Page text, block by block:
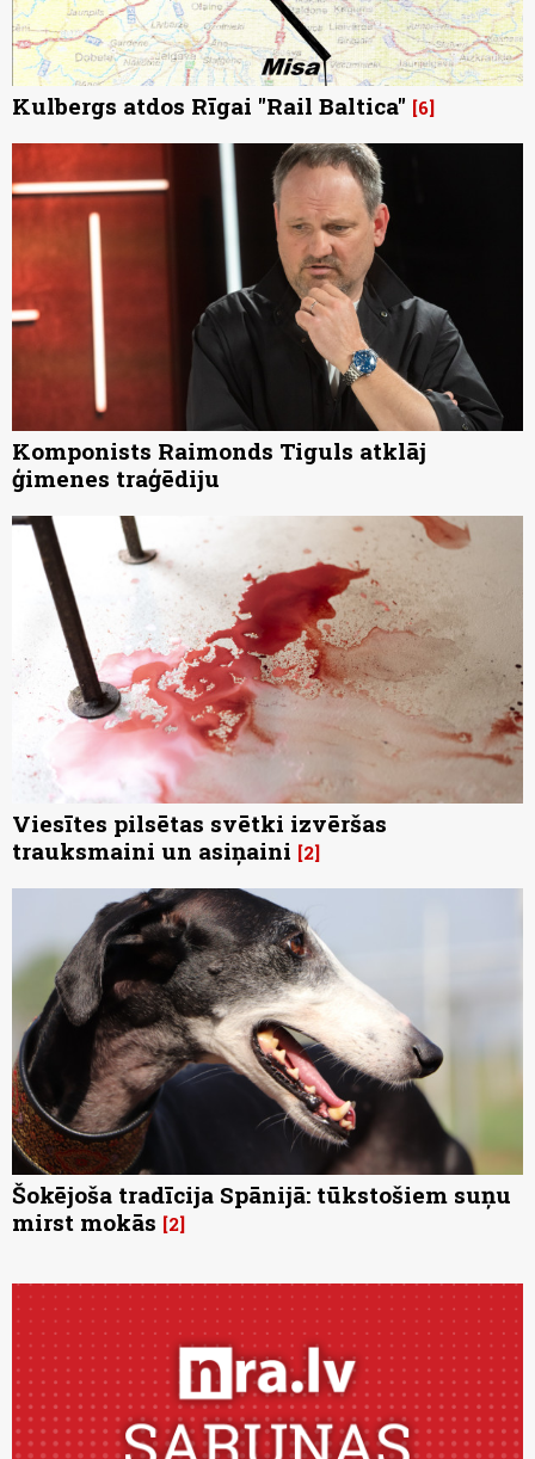
Kulbergs atdos Rīgai "Rail Baltica" 6
Komponists Raimonds Tiguls atklāj
ģimenes traģēdiju
Viesītes pilsētas svētki izvēršas
trauksmaini un asiņaini 2
Šokējoša tradīcija Spānijā: tūkstošiem suņu
mirst mokās 2